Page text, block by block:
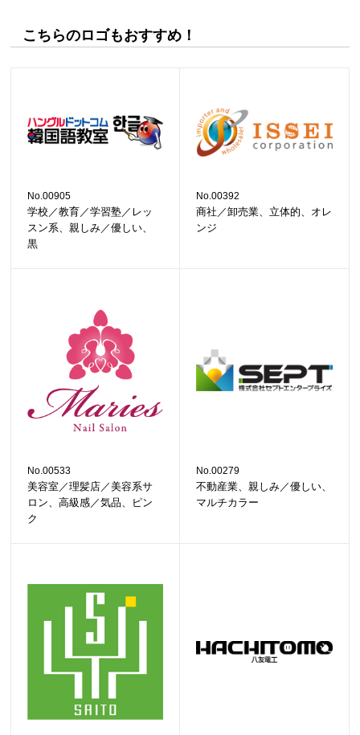
こちらのロゴもおすすめ！
No.00905
学校／教育／学習塾／レッ
スン系、親しみ／優しい、
黒
No.00392
商社／卸売業、立体的、オレ
ンジ
No.00533
美容室／理髪店／美容系サ
ロン、高級感／気品、ピン
ク
No.00279
不動産業、親しみ／優しい、
マルチカラー